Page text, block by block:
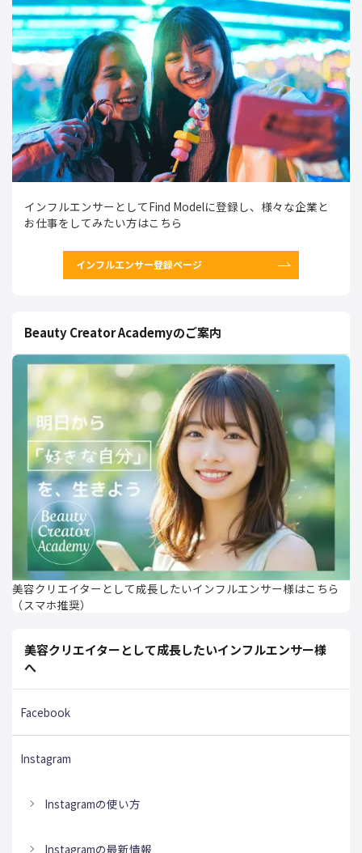
インフルエンサーとしてFind Modelに登録し、様々な企業と
お仕事をしてみたい方はこちら
インフルエンサー登録ページ
Beauty Creator Academyのご案内
美容クリエイターとして成長したいインフルエンサー様はこちら
（スマホ推奨）
美容クリエイターとして成長したいインフルエンサー様
へ
Facebook
Instagram
Instagramの使い方
Instagramの最新情報